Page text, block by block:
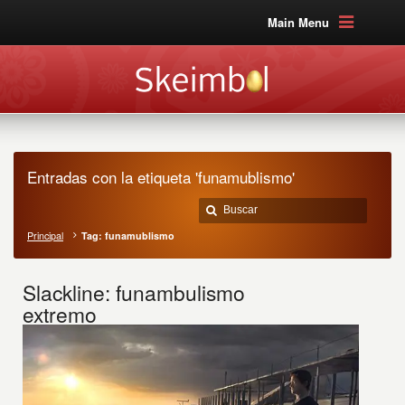
Main Menu
Entradas con la etiqueta 'funamublismo'
Principal Tag: funamublismo
Slackline: funambulismo
extremo